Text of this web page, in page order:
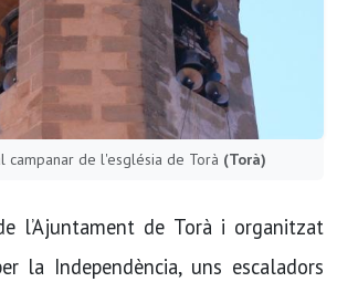
campanar de l'església de Torà (Torà)
l’Ajuntament de Torà i organitzat
la Independència, uns escaladors